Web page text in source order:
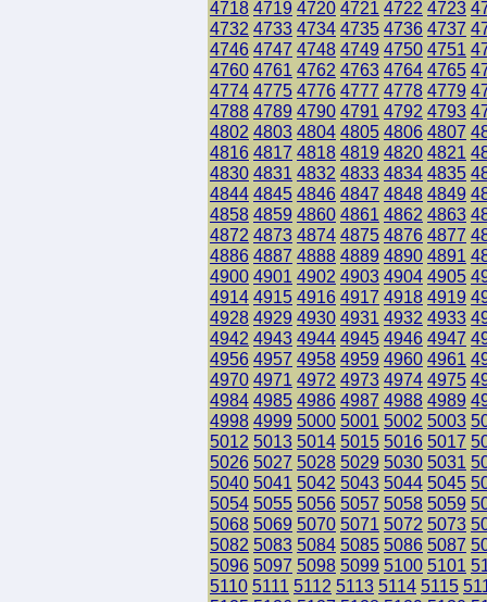
4718 4719 4720 4721 4722 4723
4732 4733 4734 4735 4736 4737
4746 4747 4748 4749 4750 4751
4760 4761 4762 4763 4764 4765
4774 4775 4776 4777 4778 4779
4788 4789 4790 4791 4792 4793
4802 4803 4804 4805 4806 4807
4816 4817 4818 4819 4820 4821
4830 4831 4832 4833 4834 4835
4844 4845 4846 4847 4848 4849
4858 4859 4860 4861 4862 4863
4872 4873 4874 4875 4876 4877
4886 4887 4888 4889 4890 4891
4900 4901 4902 4903 4904 4905
4914 4915 4916 4917 4918 4919
4928 4929 4930 4931 4932 4933
4942 4943 4944 4945 4946 4947
4956 4957 4958 4959 4960 4961
4970 4971 4972 4973 4974 4975
4984 4985 4986 4987 4988 4989
4998 4999 5000 5001 5002 5003
5012 5013 5014 5015 5016 5017
5026 5027 5028 5029 5030 5031
5040 5041 5042 5043 5044 5045
5054 5055 5056 5057 5058 5059
5068 5069 5070 5071 5072 5073
5082 5083 5084 5085 5086 5087
5096 5097 5098 5099 5100 5101
5110 5111 5112 5113 5114 5115